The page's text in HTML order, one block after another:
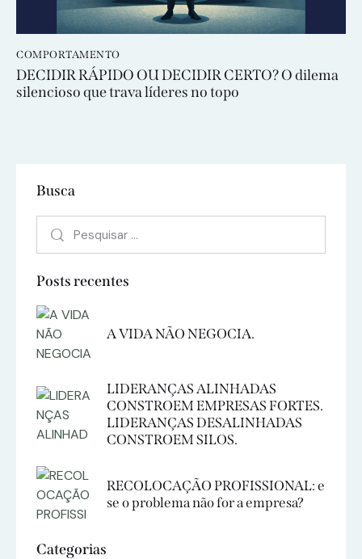
COMPORTAMENTO
DECIDIR RÁPIDO OU DECIDIR CERTO? O dilema
silencioso que trava líderes no topo
Busca
Posts recentes
A VIDA NÃO NEGOCIA.
LIDERANÇAS ALINHADAS
CONSTROEM EMPRESAS FORTES.
LIDERANÇAS DESALINHADAS
CONSTROEM SILOS.
RECOLOCAÇÃO PROFISSIONAL: e
se o problema não for a empresa?
Categorias